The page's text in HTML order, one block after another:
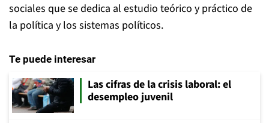
sociales que se dedica al estudio teórico y práctico de
la política y los sistemas políticos.
Te puede interesar
Las cifras de la crisis laboral: el
desempleo juvenil